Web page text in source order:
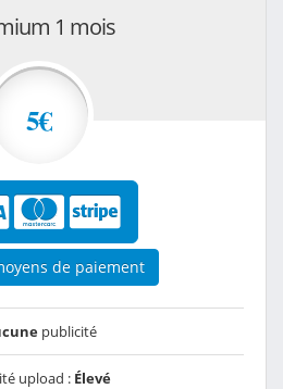
1 mois
5€
de paiement
publicité
upload : Élevé